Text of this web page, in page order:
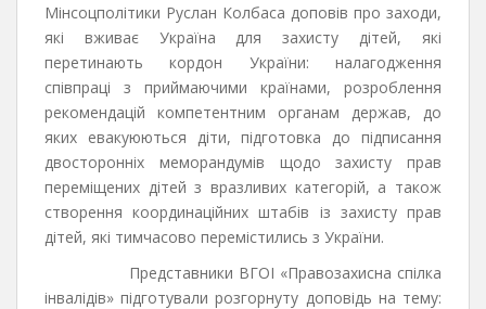
Мінсоцполітики Руслан Колбаса доповів про заходи,
які вживає Україна для захисту дітей, які
перетинають кордон України: налагодження
співпраці з приймаючими країнами, розроблення
рекомендацій компетентним органам держав, до
яких евакуюються діти, підготовка до підписання
двосторонніх меморандумів щодо захисту прав
переміщених дітей з вразливих категорій, а також
створення координаційних штабів із захисту прав
дітей, які тимчасово перемістились з України.
Представники ВГОІ «Правозахисна спілка
інвалідів» підготували розгорнуту доповідь на тему: